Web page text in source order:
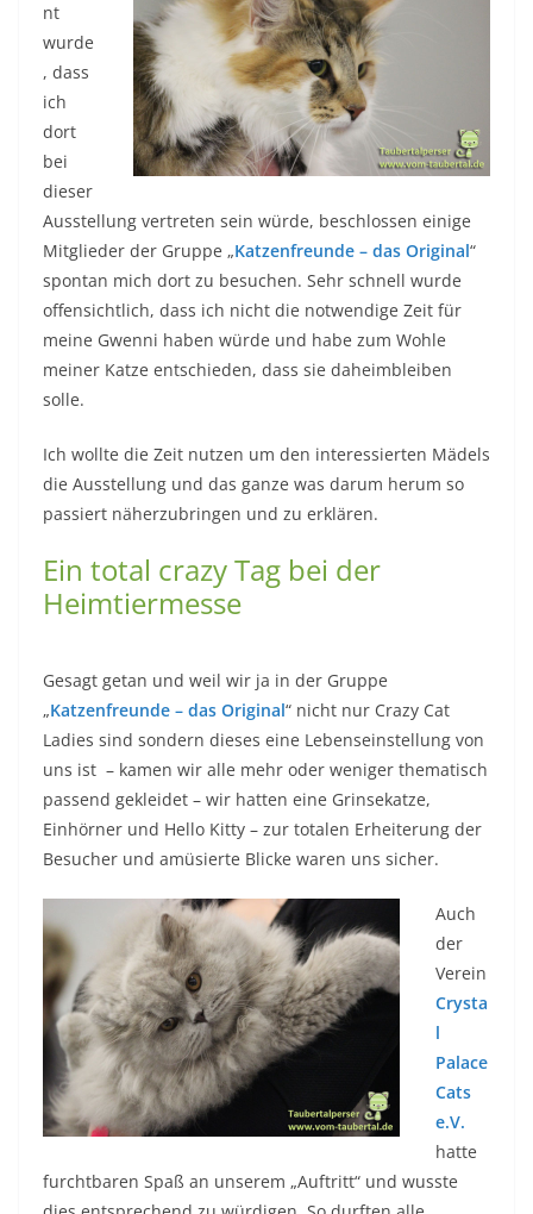
nt
wurde
, dass
ich
dort
bei
dieser
Ausstellung vertreten sein würde, beschlossen einige
Mitglieder der Gruppe „Katzenfreunde – das Original“
spontan mich dort zu besuchen. Sehr schnell wurde
offensichtlich, dass ich nicht die notwendige Zeit für
meine Gwenni haben würde und habe zum Wohle
meiner Katze entschieden, dass sie daheimbleiben
solle.
Ich wollte die Zeit nutzen um den interessierten Mädels
die Ausstellung und das ganze was darum herum so
passiert näherzubringen und zu erklären.
Ein total crazy Tag bei der
Heimtiermesse
Gesagt getan und weil wir ja in der Gruppe
„Katzenfreunde – das Original“ nicht nur Crazy Cat
Ladies sind sondern dieses eine Lebenseinstellung von
uns ist – kamen wir alle mehr oder weniger thematisch
passend gekleidet – wir hatten eine Grinsekatze,
Einhörner und Hello Kitty – zur totalen Erheiterung der
Besucher und amüsierte Blicke waren uns sicher.
Auch
der
Verein
Crysta
l
Palace
Cats
e.V.
hatte
furchtbaren Spaß an unserem „Auftritt“ und wusste